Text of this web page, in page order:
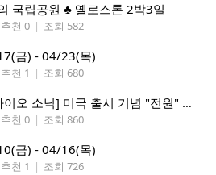
국립공원 ♣ 옐로스톤 2박3일
추천 0 | 조회 582
금) - 04/23(목)
추천 1 | 조회 680
[올영 1위 디바이스 크라이오 소닉] 미국 출시 기념 "전원" 증정 이벤트, 참여 부탁드립니다.
추천 0 | 조회 860
금) - 04/16(목)
추천 1 | 조회 726